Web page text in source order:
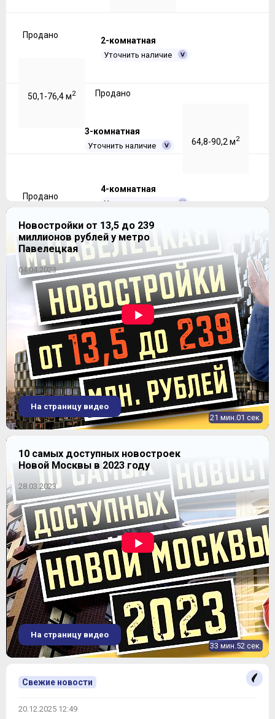
Продано
2-комнатная
Уточнить наличие
50,1-76,4 м2 Продано
3-комнатная
Уточнить наличие 64,8-90,2 м2
Продано
4-комнатная
Уточнить наличие
109,6-109,6 м2 Продано
ЖК "Новогорск Парк"
Новостройки от 13,5 до 239
миллионов рублей у метро
Павелецкая
04.04.2023
21 мин.01 сек.
На страницу видео
10 самых доступных новостроек
Новой Москвы в 2023 году
28.03.2023
33 мин.52 сек.
На страницу видео
Свежие новости
20.12.2025 12:49